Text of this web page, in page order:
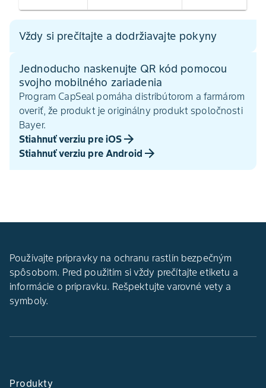
Vždy si prečítajte a dodržiavajte pokyny
Jednoducho naskenujte QR kód pomocou
svojho mobilného zariadenia
Program CapSeal pomáha distribútorom a farmárom
overiť, že produkt je originálny produkt spoločnosti
Bayer.
Stiahnuť verziu pre iOS
Stiahnuť verziu pre Android
Používajte prípravky na ochranu rastlín bezpečným
spôsobom. Pred použitím si vždy prečítajte etiketu a
informácie o prípravku. Rešpektujte varovné vety a
symboly.
Produkty